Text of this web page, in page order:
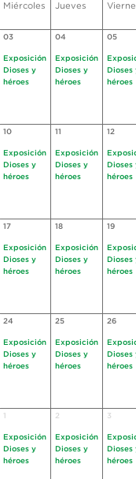
Miércoles Jueves
03
Exposición
Dioses y
héroes
04
Exposición
Dioses y
héroes
05
Dioses
héroes
10
Exposición
Dioses y
héroes
11
Exposición
Dioses y
héroes
12
Dioses
héroes
17
Exposición
Dioses y
héroes
18
Exposición
Dioses y
héroes
19
Dioses
héroes
24
Exposición
Dioses y
héroes
25
Exposición
Dioses y
héroes
26
Dioses
héroes
Exposición
Dioses y
héroes
2
Exposición
Dioses y
héroes
3
Dioses
héroes